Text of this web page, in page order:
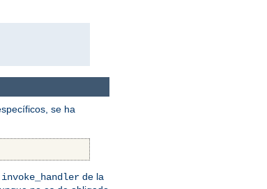
se ha
invoke_handler de la